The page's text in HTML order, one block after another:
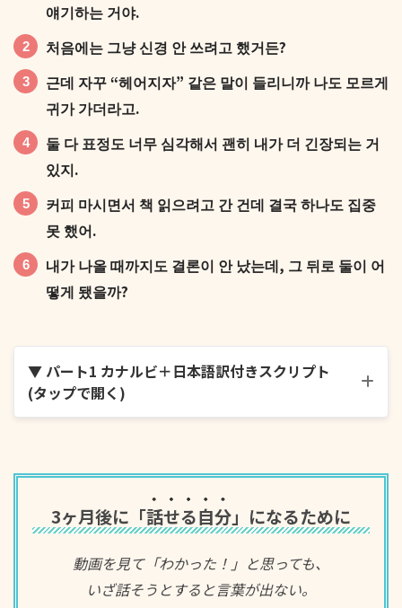
얘기하는 거야.
처음에는 그냥 신경 안 쓰려고 했거든?
근데 자꾸 “헤어지자” 같은 말이 들리니까 나도 모르게
귀가 가더라고.
둘 다 표정도 너무 심각해서 괜히 내가 더 긴장되는 거
있지.
커피 마시면서 책 읽으려고 간 건데 결국 하나도 집중
못 했어.
내가 나올 때까지도 결론이 안 났는데, 그 뒤로 둘이 어
떻게 됐을까?
▼ パート1 カナルビ＋日本語訳付きスクリプト
(タップで開く)
3ヶ月後に「話せる自分」になるために
動画を見て「わかった！」と思っても、
いざ話そうとすると言葉が出ない。